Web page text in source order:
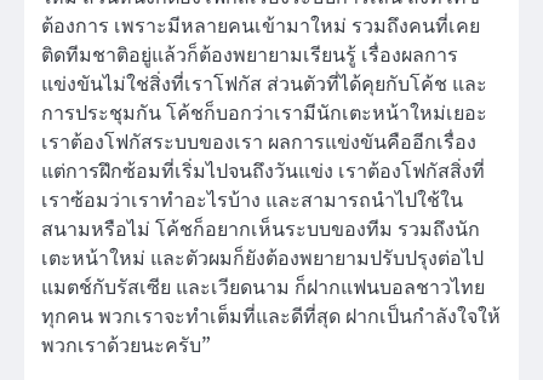
ต้องการ เพราะมีหลายคนเข้ามาใหม่ รวมถึงคนที่เคย
ติดทีมชาติอยู่แล้วก็ต้องพยายามเรียนรู้ เรื่องผลการ
แข่งขันไม่ใช่สิ่งที่เราโฟกัส ส่วนตัวที่ได้คุยกับโค้ช และ
การประชุมกัน โค้ชก็บอกว่าเรามีนักเตะหน้าใหม่เยอะ
เราต้องโฟกัสระบบของเรา ผลการแข่งขันคืออีกเรื่อง
แต่การฝึกซ้อมที่เริ่มไปจนถึงวันแข่ง เราต้องโฟกัสสิ่งที่
เราซ้อมว่าเราทำอะไรบ้าง และสามารถนำไปใช้ใน
สนามหรือไม่ โค้ชก็อยากเห็นระบบของทีม รวมถึงนัก
เตะหน้าใหม่ และตัวผมก็ยังต้องพยายามปรับปรุงต่อไป
แมตช์กับรัสเซีย และเวียดนาม ก็ฝากแฟนบอลชาวไทย
ทุกคน พวกเราจะทำเต็มที่และดีที่สุด ฝากเป็นกำลังใจให้
พวกเราด้วยนะครับ”